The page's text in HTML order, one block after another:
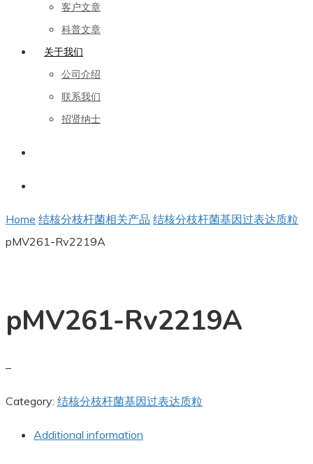
客户文章
科普文章
关于我们
公司介绍
联系我们
招贤纳士
Home 结核分枝杆菌相关产品 结核分枝杆菌基因过表达质粒
pMV261-Rv2219A
pMV261-Rv2219A
–
Category: 结核分枝杆菌基因过表达质粒
Additional information